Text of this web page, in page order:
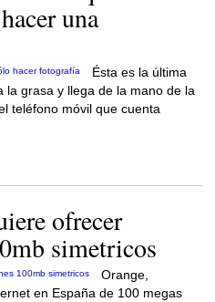
una
Ésta es la última
la grasa y llega de la mano de la
teléfono móvil que cuenta
ofrecer
simetricos
Orange,
en España de 100 megas